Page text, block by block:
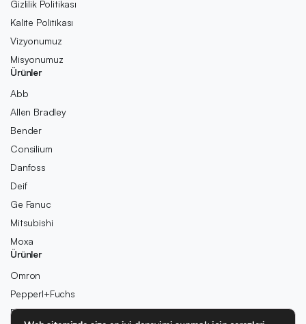
Gizlilik Politikası
Kalite Politikası
Vizyonumuz
Misyonumuz
Ürünler
Abb
Allen Bradley
Bender
Consilium
Danfoss
Deif
Ge Fanuc
Mitsubishi
Moxa
Ürünler
Omron
Pepperl+Fuchs
Pilz